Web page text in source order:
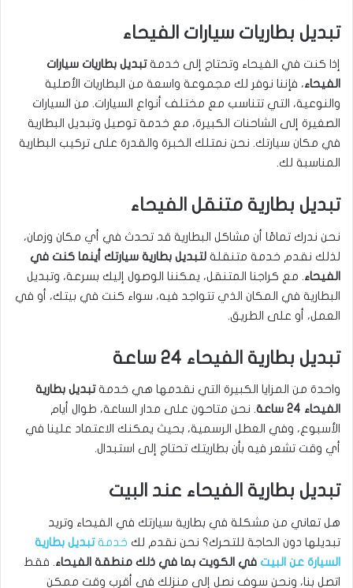
تبديل بطاريات سيارات الفيحاء
إذا كنت في الفيحاء وتحتاج إلى خدمةتبديل بطاريات سيارات
الفيحاء، فإننا نوفر لك مجموعة واسعة من البطاريات الأصلية
والنوعية، التي تتناسب مع مختلف أنواع السيارات. من السيارات
الصغيرة إلى الشاحنات الكبيرة، مع خدمة توصيل وتبديل البطارية
في مكان سيارتك. نحن نمتلك الخبرة والقدرة على تركيب البطارية
المناسبة لك.
تبديل بطارية متنقل الفيحاء
نحن ندرك تمامًا أن مشاكل البطارية قد تحدث في أي مكان وزمان،
لذلك نقدم خدمة متنقلة لتبديل بطارية سيارتك أينما كنت في
الفيحاء. مع كراجنا المتنقل، يمكننا الوصول إليك بسرعة، وتبديل
البطارية في المكان الذي تتواجد فيه، سواء كنت في بيتك، أو في
العمل، أو على الطريق.
تبديل بطارية الفيحاء 24 ساعة
واحدة من المزايا الكبيرة التي نقدمها هي خدمةتبديل بطارية
الفيحاء 24 ساعة
. نحن متاحون على مدار الساعة، طوال أيام
الأسبوع، وفي العطل الرسمية، بحيث يمكنك الاعتماد علينا في
أي وقت تشعر فيه بأن بطاريتك تحتاج إلى استبدال.
تبديل بطارية الفيحاء عند البيت
هل تعاني من مشكلة في بطارية سيارتك في الفيحاء وتريد
تبديلها دون الحاجة للتحرك؟ نحن نقدم لك خدمةتبديل بطارية
السيارة عن البيت في الكويت بما في ذلك منطقة الفيحاء. فقط
اتصل بنا، ونحن سوف نصل إلى منزلك في أقرب وقت ممكن